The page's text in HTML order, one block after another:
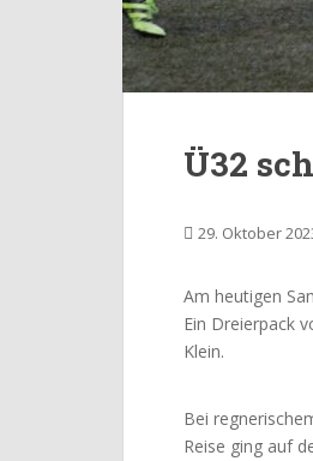
Ü32
29. Oktober
Am heutigen
Ein Dreierpack
Klein.
Bei
Reise ging auf